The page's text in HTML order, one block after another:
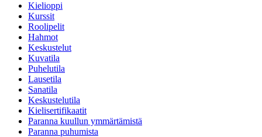
Kielioppi
Kurssit
Roolipelit
Hahmot
Keskustelut
Kuvatila
Puhelutila
Lausetila
Sanatila
Keskustelutila
Kielisertifikaatit
Paranna kuullun ymmärtämistä
Paranna puhumista